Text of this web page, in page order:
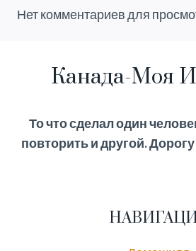
составляла$100.00.
Нет комментариев для
Канада-Моя
То что сделал один
повторить и другой.